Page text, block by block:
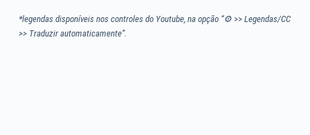
*legendas disponíveis nos controles do Youtube, na opção “⚙>> Legendas/CC
>> Traduzir automaticamente”.